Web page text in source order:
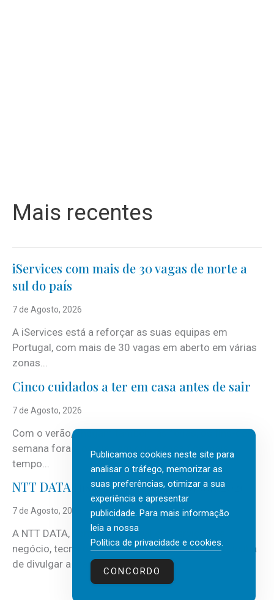
Mais recentes
iServices com mais de 30 vagas de norte a
sul do país
7 de Agosto, 2026
A iServices está a reforçar as suas equipas em
Portugal, com mais de 30 vagas em aberto em várias
zonas...
Cinco cuidados a ter em casa antes de sair
7 de Agosto, 2026
Com o verão, chegam também as férias, os fins-de-
semana fora e os dias em que a casa fica mais
tempo...
NTT DATA Insurtech Global Outlook 2026
7 de Agosto, 2026
A NTT DATA, consultora global em serviços de
negócio, tecnologia e inteligência artificial (IA), acaba
de divulgar a mais recente...
Publicamos cookies neste site para
analisar o tráfego, memorizar as
suas preferências, otimizar a sua
experiência e apresentar
publicidade. Para mais informação
leia a nossa
Política de privacidade e cookies.
CONCORDO